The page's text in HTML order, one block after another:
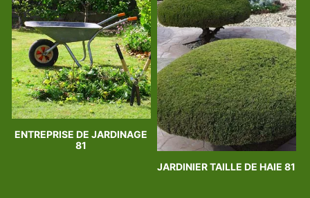
ENTREPRISE DE JARDINAGE
81
JARDINIER TAILLE DE HAIE 81